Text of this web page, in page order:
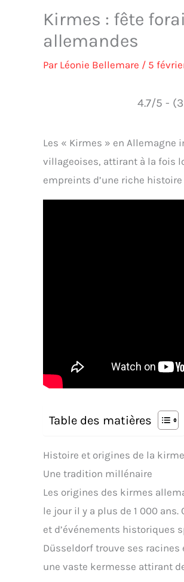
Kirmes : fête
allemandes
Par Léonie Bellemare / 5
4.7/5 -
Les « Kirmes » en
villageoises, attirant à la fois
empreints d’une riche
Table des matières
Histoire et origines de la
Une tradition millénaire
Les origines des kirmes
le jour il y a plus de 1 000
et d’événements historiques
Düsseldorf trouve ses
une vaste kermesse attirant